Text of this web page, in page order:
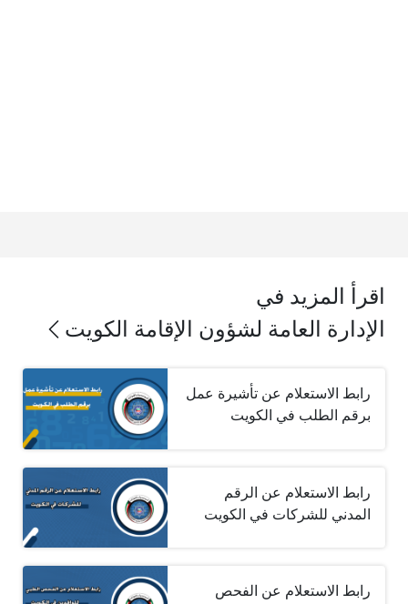
اقرأ المزيد في
الإدارة العامة لشؤون الإقامة الكويت
رابط الاستعلام عن تأشيرة عمل
برقم الطلب في الكويت
رابط الاستعلام عن الرقم
المدني للشركات في الكويت
رابط الاستعلام عن الفحص